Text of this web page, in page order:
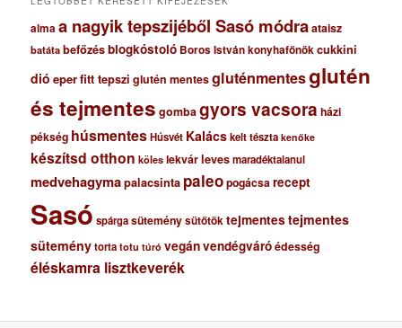
almaa nagyik tepszijéből Sasó módraataisz
batáta befőzésblogkóstoló Boros István konyhafőnökcukkini
dió eperfitt tepszi glutén mentesgluténmentesglutén
és tejmentes gombagyors vacsora házi
pékség húsmentesHúsvét Kalácskelt tészta kenőke
készítsd otthon köles lekvárlevesmaradéktalanul
medvehagymapalacsinta paleopogácsarecept
Sasó spárgasüteménysütőtöktejmentestejmentes
süteménytorta totu túró vegánvendégváróédesség
éléskamra lisztkeverék